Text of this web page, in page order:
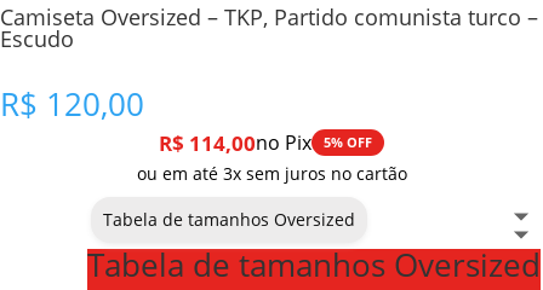
Camiseta Oversized – TKP, Partido comunista turco –
Escudo
R$ 120,00
R$ 114,00no Pix 5% OFF
ou em até 3x sem juros no cartão
Tabela de tamanhos Oversized
Tabela de tamanhos Oversized